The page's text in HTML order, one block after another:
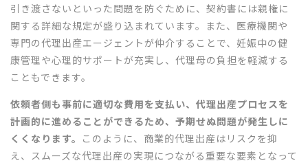
引き渡さないといった問題を防ぐために、契約書には親権に
関する詳細な規定が盛り込まれています。また、医療機関や
専門の代理出産エージェントが仲介することで、妊娠中の健
康管理や心理的サポートが充実し、代理母の負担を軽減する
こともできます。
依頼者側も事前に適切な費用を支払い、代理出産プロセスを
計画的に進めることができるため、予期せぬ問題が発生しに
くくなります。 このように、商業的代理出産はリスクを抑
え、スムーズな代理出産の実現につながる重要な要素となって